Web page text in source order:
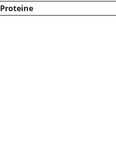
Proteine